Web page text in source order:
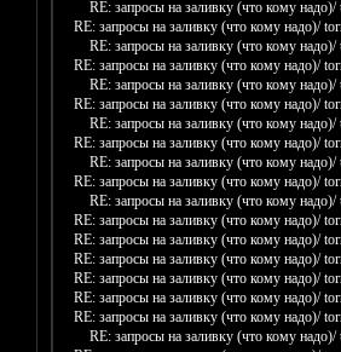
RE: запросы на заливку (что кому надо)/
RE: запросы на заливку (что кому надо)/
RE: запросы на заливку (что кому надо)/
RE: запросы на заливку (что кому надо)/
RE: запросы на заливку (что кому надо)/
RE: запросы на заливку (что кому надо)/
RE: запросы на заливку (что кому надо)/
RE: запросы на заливку (что кому надо)/
RE: запросы на заливку (что кому надо)/
RE: запросы на заливку (что кому надо)/
RE: запросы на заливку (что кому надо)/
RE: запросы на заливку (что кому надо)/
RE: запросы на заливку (что кому надо)/
RE: запросы на заливку (что кому надо)/
RE: запросы на заливку (что кому надо)/
RE: запросы на заливку (что кому надо)/
RE: запросы на заливку (что кому надо)/
RE: запросы на заливку (что кому надо)/